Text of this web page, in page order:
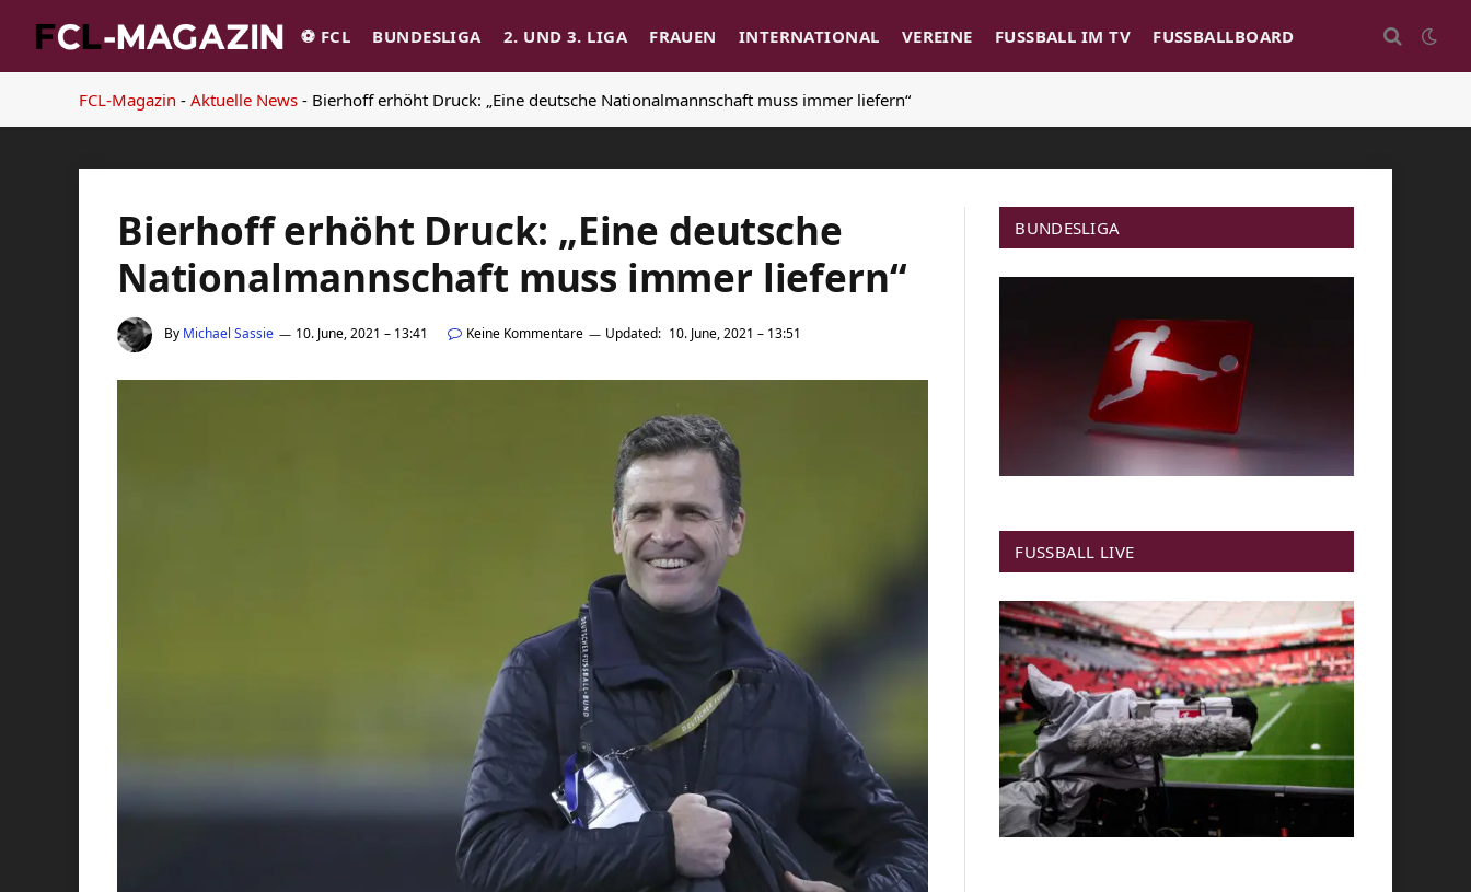
⚽️ FCL BUNDESLIGA 2. UND 3. LIGA FRAUEN INTERNATIONAL VEREINE FUSSBALL IM TV FUSSBALLBOARD
FCL-Magazin - Aktuelle News - Bierhoff erhöht Druck: „Eine deutsche Nationalmannschaft muss immer liefern“
Bierhoff erhöht Druck: „Eine deutsche
Nationalmannschaft muss immer liefern“
By Michael Sassie 10. June, 2021 – 13:41 Keine Kommentare Updated: 10. June, 2021 – 13:51
BUNDESLIGA
FUSSBALL LIVE